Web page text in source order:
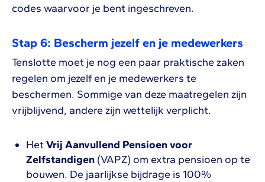
codes waarvoor je bent ingeschreven.
Stap 6: Bescherm jezelf en je medewerkers
Tenslotte moet je nog een paar praktische zaken
regelen om jezelf en je medewerkers te
beschermen. Sommige van deze maatregelen zijn
vrijblijvend, andere zijn wettelijk verplicht.
Het Vrij Aanvullend Pensioen voor
Zelfstandigen (VAPZ) om extra pensioen op te
bouwen. De jaarlijkse bijdrage is 100%